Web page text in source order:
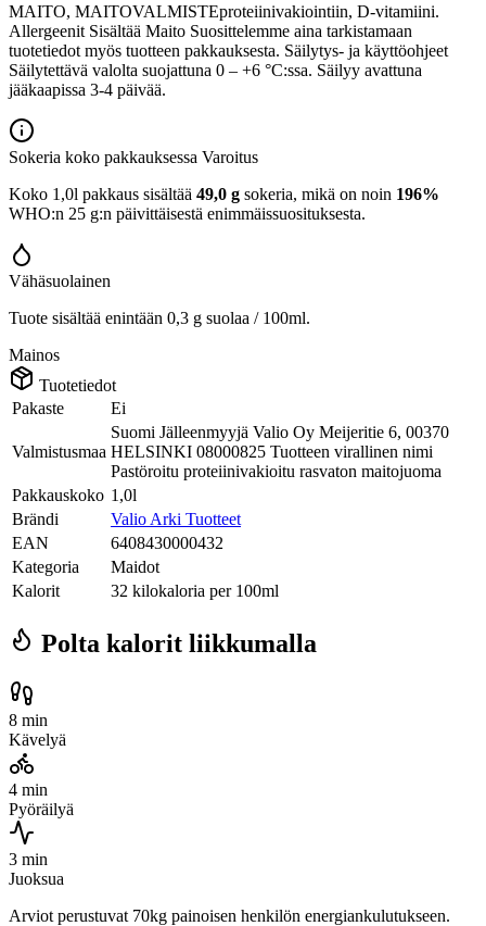
MAITO, MAITOVALMISTEproteiinivakiointiin, D-vitamiini.
Allergeenit Sisältää Maito Suosittelemme aina tarkistamaan
tuotetiedot myös tuotteen pakkauksesta. Säilytys- ja käyttöohjeet
Säilytettävä valolta suojattuna 0 – +6 °C:ssa. Säilyy avattuna
jääkaapissa 3-4 päivää.
Sokeria koko pakkauksessa Varoitus
Koko 1,0l pakkaus sisältää 49,0 g sokeria, mikä on noin 196%
WHO:n 25 g:n päivittäisestä enimmäissuosituksesta.
Vähäsuolainen
Tuote sisältää enintään 0,3 g suolaa / 100ml.
Mainos
Tuotetiedot
Pakaste
Ei
Valmistusmaa
Suomi Jälleenmyyjä Valio Oy Meijeritie 6, 00370
HELSINKI 08000825 Tuotteen virallinen nimi
Pastöroitu proteiinivakioitu rasvaton maitojuoma
Pakkauskoko 1,0l
Brändi
Valio Arki Tuotteet
EAN
6408430000432
Kategoria
Maidot
Kalorit
32 kilokaloria per 100ml
Polta kalorit liikkumalla
8 min
Kävelyä
4 min
Pyöräilyä
3 min
Juoksua
Arviot perustuvat 70kg painoisen henkilön energiankulutukseen.